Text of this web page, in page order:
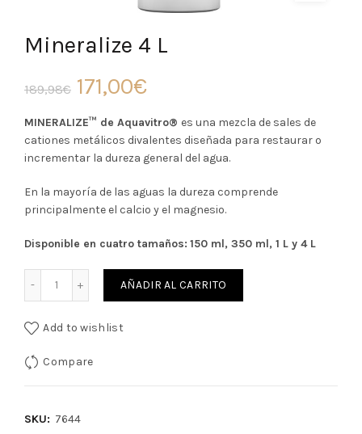
Mineralize 4 L
189,98€ El
precio
original
era:
171,00€
precio
actual
es:
MINERALIZE™ de Aquavitro® es una mezcla de sales de
cationes metálicos divalentes diseñada para restaurar o
incrementar la dureza general del agua.
En la mayoría de las aguas la dureza comprende
principalmente el calcio y el magnesio.
Disponible en cuatro tamaños: 150 ml, 350 ml, 1 L y 4 L
AÑADIR AL CARRITO
Add to wishlist
Compare
SKU: 7644